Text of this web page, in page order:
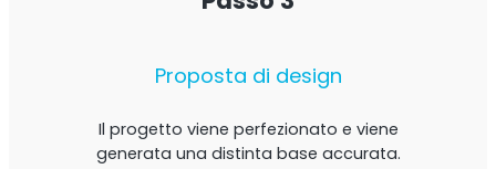
Proposta di design
Il progetto viene perfezionato e viene
generata una distinta base accurata.